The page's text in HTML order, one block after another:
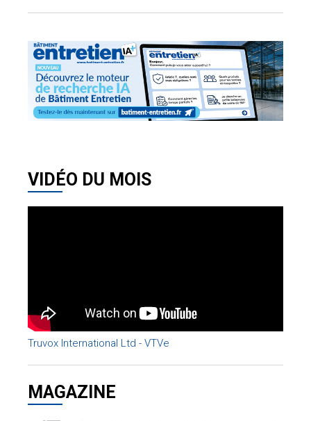
VIDÉO DU MOIS
Truvox International Ltd - VTVe
MAGAZINE